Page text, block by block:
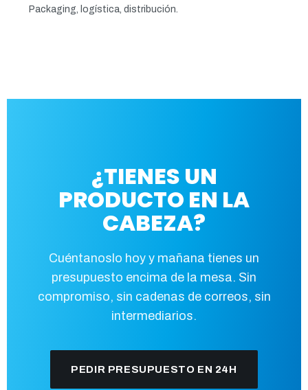
Packaging, logística, distribución.
¿TIENES UN
PRODUCTO EN LA
CABEZA?
Cuéntanoslo hoy y mañana tienes un
presupuesto encima de la mesa. Sin
compromiso, sin cadenas de correos, sin
intermediarios.
PEDIR PRESUPUESTO EN 24H